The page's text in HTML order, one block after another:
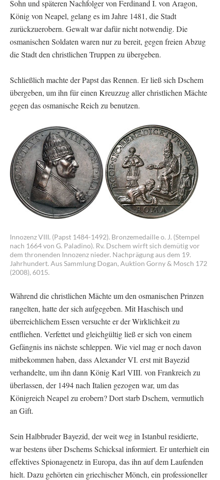
Sohn und späteren Nachfolger von Ferdinand I. von Aragon,
König von Neapel, gelang es im Jahre 1481, die Stadt
zurückzuerobern. Gewalt war dafür nicht notwendig. Die
osmanischen Soldaten waren nur zu bereit, gegen freien Abzug
die Stadt den christlichen Truppen zu übergeben.
Schließlich machte der Papst das Rennen. Er ließ sich Dschem
übergeben, um ihn für einen Kreuzzug aller christlichen Mächte
gegen das osmanische Reich zu benutzen.
Innozenz VIII. (Papst 1484-1492). Bronzemedaille o. J. (Stempel
nach 1664 von G. Paladino). Rv. Dschem wirft sich demütig vor
dem thronenden Innozenz nieder. Nachprägung aus dem 19.
Jahrhundert. Aus Sammlung Dogan, Auktion Gorny & Mosch 172
(2008), 6015.
Während die christlichen Mächte um den osmanischen Prinzen
rangelten, hatte der sich aufgegeben. Mit Haschisch und
überreichlichem Essen versuchte er der Wirklichkeit zu
entfliehen. Verfettet und gleichgültig ließ er sich von einem
Gefängnis ins nächste schleppen. Wie viel mag er noch davon
mitbekommen haben, dass Alexander VI. erst mit Bayezid
verhandelte, um ihn dann König Karl VIII. von Frankreich zu
überlassen, der 1494 nach Italien gezogen war, um das
Königreich Neapel zu erobern? Dort starb Dschem, vermutlich
an Gift.
Sein Halbbruder Bayezid, der weit weg in Istanbul residierte,
war bestens über Dschems Schicksal informiert. Er unterhielt ein
effektives Spionagenetz in Europa, das ihn auf dem Laufenden
hielt. Dazu gehörten ein griechischer Mönch, ein professioneller